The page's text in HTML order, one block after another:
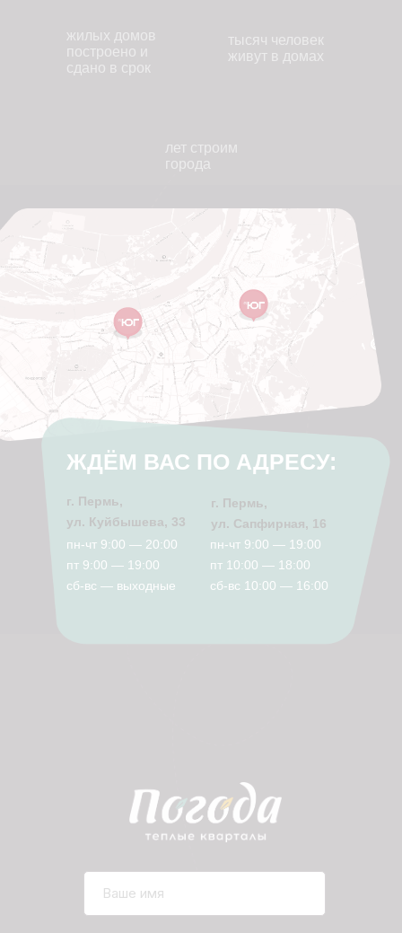
жилых домов
построено и
сдано в срок
тысяч человек
живут в домах
лет строим
города
г. Пермь,
ул. Сапфирная, 16
пн-чт 9:00 — 19:00
пт 10:00 — 18:00
сб-вс 10:00 — 16:00
ЖДЁМ ВАС ПО АДРЕСУ:
г. Пермь,
ул. Куйбышева, 33
пн-чт 9:00 — 20:00
пт 9:00 — 19:00
сб-вс — выходные